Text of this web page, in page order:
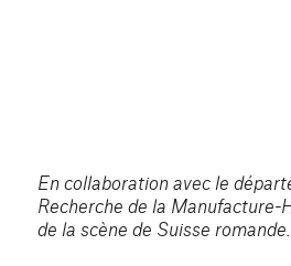
En collaboration avec le
Recherche de la Manufacture-
de la scène de Suisse romande.